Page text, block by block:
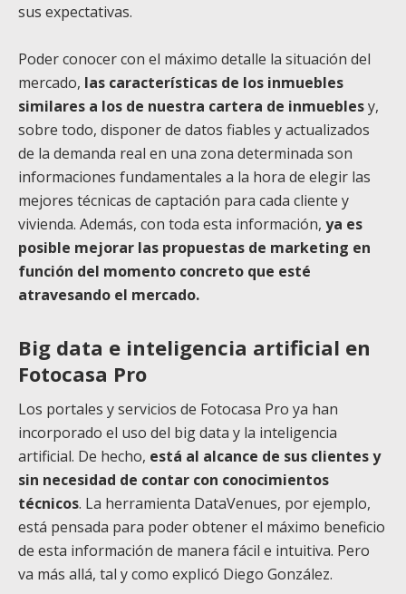
sus expectativas.
Poder conocer con el máximo detalle la situación del
mercado, las características de los inmuebles
similares a los de nuestra cartera de inmueblesy,
sobre todo, disponer de datos fiables y actualizados
de la demanda real en una zona determinada son
informaciones fundamentales a la hora de elegir las
mejores técnicas de captación para cada cliente y
vivienda. Además, con toda esta información, ya es
posible mejorar las propuestas de marketing en
función del momento concreto que esté
atravesando el mercado.
Big data e inteligencia artificial en
Fotocasa Pro
Los portales y servicios de Fotocasa Pro ya han
incorporado el uso del big data y la inteligencia
artificial. De hecho, está al alcance de sus clientes y
sin necesidad de contar con conocimientos
técnicos. La herramienta DataVenues, por ejemplo,
está pensada para poder obtener el máximo beneficio
de esta información de manera fácil e intuitiva. Pero
va más allá, tal y como explicó Diego González.